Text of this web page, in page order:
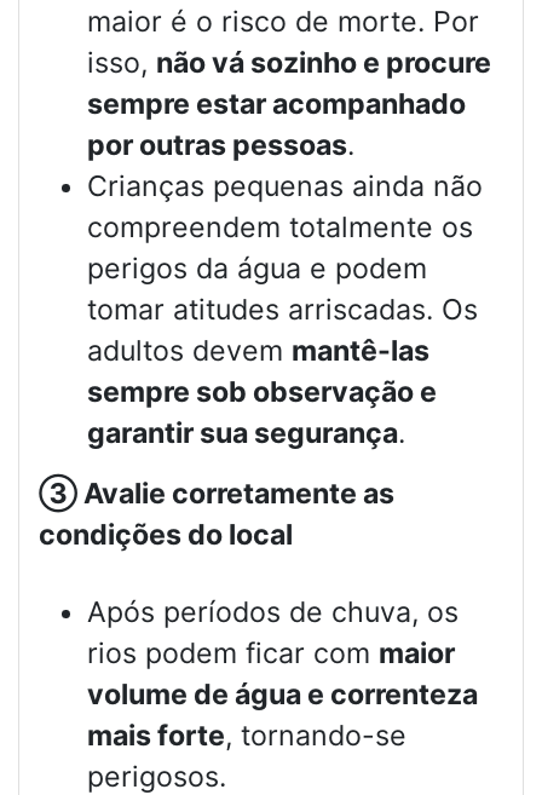
maior é o risco de morte. Por
isso, não vá sozinho e procure
sempre estar acompanhado
por outras pessoas.
Crianças pequenas ainda não
compreendem totalmente os
perigos da água e podem
tomar atitudes arriscadas. Os
adultos devem mantê-las
sempre sob observação e
garantir sua segurança.
③Avalie corretamente as
condições do local
Após períodos de chuva, os
rios podem ficar com maior
volume de água e correnteza
mais forte, tornando-se
perigosos.